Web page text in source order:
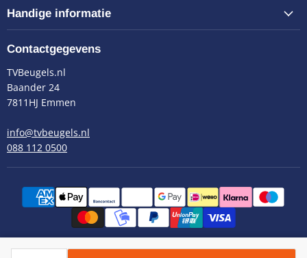
Handige informatie
Contactgegevens
TVBeugels.nl
Baander 24
7811HJ Emmen
info@tvbeugels.nl
088 112 0500
Copyright © 2026 TVBeugels.nl.